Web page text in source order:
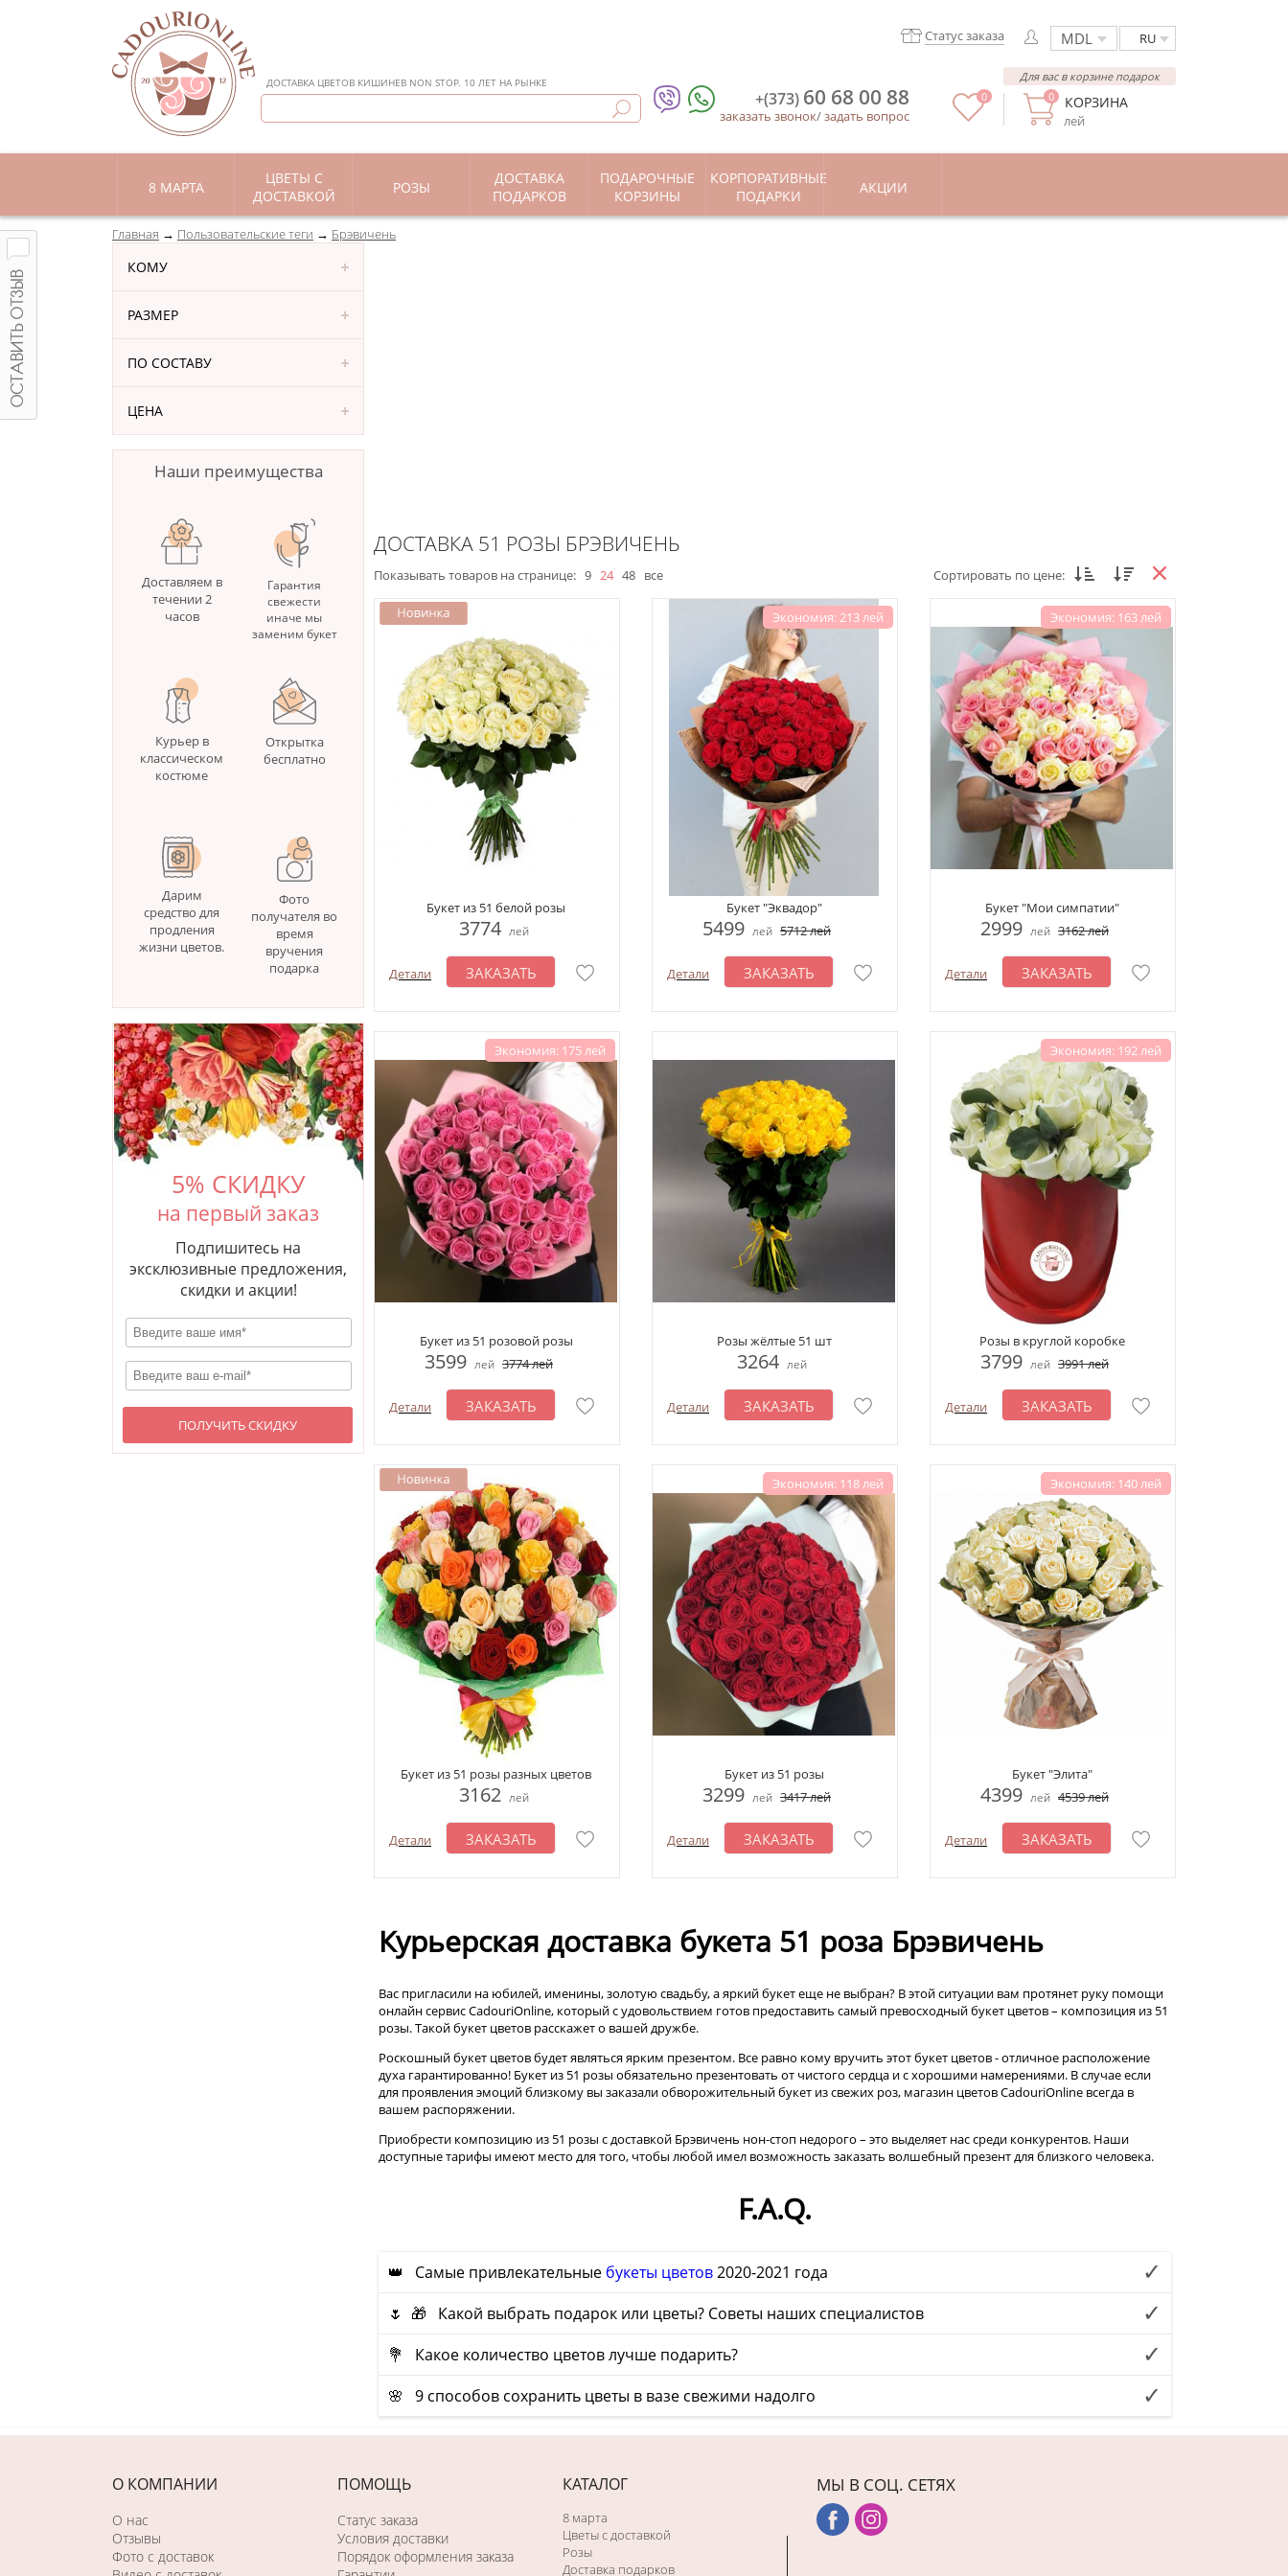
ДОСТАВКА ЦВЕТОВ КИШИНЕВ NON STOP. 10 ЛЕТ НА РЫНКЕ
RU
Статус заказа
КОРЗИНА
лей
0
Для вас в корзине подарок
0
+(373) 60 68 00 88
заказать звонок/задать вопрос
8 МАРТА
ЦВЕТЫ С
ДОСТАВКОЙ
РОЗЫ
ДОСТАВКА
ПОДАРКОВ
ПОДАРОЧНЫЕ
КОРЗИНЫ
КОРПОРАТИВНЫЕ
ПОДАРКИ
АКЦИИ
Главная Пользовательские теги Брэвичень
КОМУ
РАЗМЕР
ПО СОСТАВУ
ЦЕНА
Наши преимущества
Доставляем в
течении 2
часов
Гарантия
свежести
иначе мы
заменим букет
Курьер в
классическом
костюме
Открытка
бесплатно
Дарим
средство для
продления
жизни цветов.
Фото
получателя во
время
вручения
подарка
5% СКИДКУ
на первый заказ
Подпишитесь на
эксклюзивные предложения,
скидки и акции!
ПОЛУЧИТЬ СКИДКУ
ДОСТАВКА 51 РОЗЫ БРЭВИЧЕНЬ
Показывать товаров на странице: 9 24 48 все Сортировать по цене:
Букет из 51 белой розы
3774 лей
Детали ЗАКАЗАТЬ
Экономия: 213 лей
Букет "Эквадор"
5499 лей 5712лей
Детали ЗАКАЗАТЬ
Экономия: 163 лей
Букет "Мои симпатии"
2999 лей 3162лей
Детали ЗАКАЗАТЬ
Экономия: 175 лей
Букет из 51 розовой розы
3599 лей 3774лей
Детали ЗАКАЗАТЬ
Розы жёлтые 51 шт
3264 лей
Детали ЗАКАЗАТЬ
Экономия: 192 лей
Розы в круглой коробке
3799 лей 3991лей
Детали ЗАКАЗАТЬ
Букет из 51 розы разных цветов
3162 лей
Детали ЗАКАЗАТЬ
Экономия: 118 лей
Букет из 51 розы
3299 лей 3417лей
Детали ЗАКАЗАТЬ
Экономия: 140 лей
Букет "Элита"
4399 лей 4539лей
Детали ЗАКАЗАТЬ
Курьерская доставка букета 51 роза Брэвичень
Вас пригласили на юбилей, именины, золотую свадьбу, а яркий букет еще не выбран? В этой ситуации вам протянет руку помощи
онлайн сервис CadouriOnline, который с удовольствием готов предоставить самый превосходный букет цветов – композиция из 51
розы. Такой букет цветов расскажет о вашей дружбе.
Роскошный букет цветов будет являться ярким презентом. Все равно кому вручить этот букет цветов - отличное расположение
духа гарантированно! Букет из 51 розы обязательно презентовать от чистого сердца и с хорошими намерениями. В случае если
для проявления эмоций близкому вы заказали обворожительный букет из свежих роз, магазин цветов CadouriOnline всегда в
вашем распоряжении.
Приобрести композицию из 51 розы с доставкой Брэвичень нон-стоп недорого – это выделяет нас среди конкурентов. Наши
доступные тарифы имеют место для того, чтобы любой имел возможность заказать волшебный презент для близкого человека.
F.A.Q.
👑 Самые привлекательные букеты цветов2020-2021 года
🌷 🎁 Какой выбрать подарок или цветы? Советы наших специалистов
💐 Какое количество цветов лучше подарить?
🌸 9 способов сохранить цветы в вазе свежими надолго
О КОМПАНИИ
О нас
Отзывы
Фото c доставок
ПОМОЩЬ
Статус заказа
Условия доставки
Порядок оформления заказа
КАТАЛОГ
8 марта
Цветы с доставкой
Розы
Доставка подарков
МЫ В СОЦ. СЕТЯХ